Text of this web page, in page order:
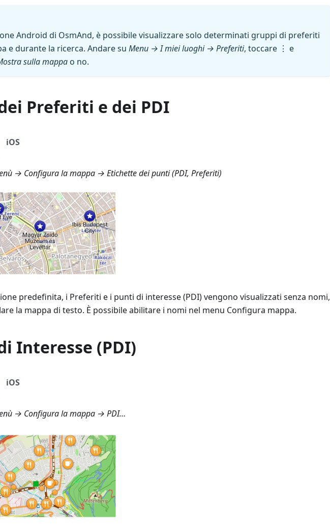
Android di OsmAnd, è possibile visualizzare solo determinati gruppi di preferiti
e durante la ricerca. Andare su Menu → I miei luoghi → Preferiti, toccare ⋮ e
sulla mappa o no.
Preferiti e dei PDI
iOS
→ Configura la mappa → Etichette dei punti (PDI, Preferiti)
predefinita, i Preferiti e i punti di interesse (PDI) vengono visualizzati senza nomi,
la mappa di testo. È possibile abilitare i nomi nel menu Configura mappa.
Interesse (PDI)
iOS
→ Configura la mappa → PDI…